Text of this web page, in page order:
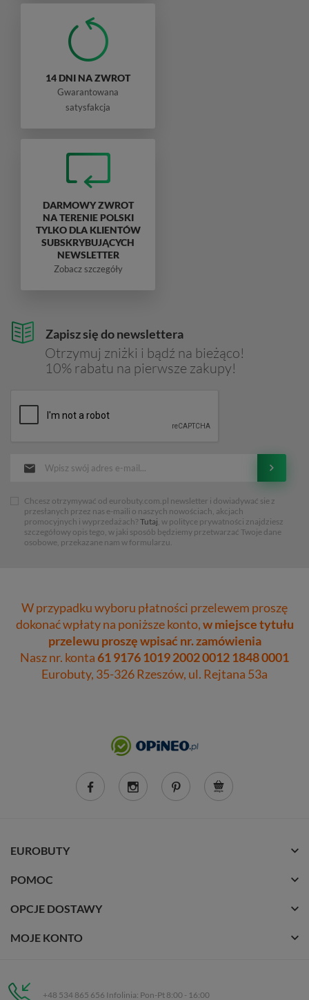
Zapisz się do newslettera
Otrzymuj zniżki i bądź na bieżąco!
10% rabatu na pierwsze zakupy!
Chcesz otrzymywać od eurobuty.com.pl newsletter i dowiadywać sie z
przesłanych przez nas e-maili o naszych nowościach, akcjach
promocyjnych i wyprzedażach? Tutaj, w polityce prywatności znajdziesz
szczegółowy opis tego, w jaki sposób będziemy przetwarzać Twoje dane
osobowe, przekazane nam w formularzu.
14 DNI NA ZWROT
Gwarantowana
satysfakcja
DARMOWY ZWROT
NA TERENIE POLSKI
TYLKO DLA KLIENTÓW
SUBSKRYBUJĄCYCH
NEWSLETTER
Zobacz szczegóły
W przypadku wyboru płatności przelewem proszę
dokonać wpłaty na poniższe konto,w miejsce tytułu
przelewu proszę wpisać nr. zamówienia
Nasz nr. konta61 9176 1019 2002 0012 1848 0001
Eurobuty, 35-326 Rzeszów, ul. Rejtana 53a
EUROBUTY
POMOC
OPCJE DOSTAWY
MOJE KONTO
+48 534 865 656 Infolinia: Pon-Pt 8:00 - 16:00